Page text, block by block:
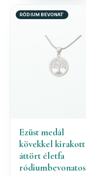
RÓDIUM BEVONAT
Ezüst medál
kövekkel kirakott
áttört életfa
ródiumbevonatos